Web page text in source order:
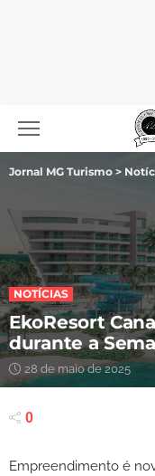
Jornal MG Turismo >
NOTÍCIAS
EkoResort
durante a
28 de maio de 2025
0
Empreendimento é